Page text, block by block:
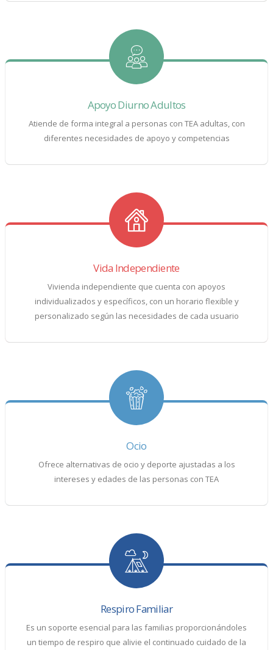
Apoyo Diurno Adultos
Atiende de forma integral a personas con TEA adultas, con
diferentes necesidades de apoyo y competencias
Vida Independiente
Vivienda independiente que cuenta con apoyos
individualizados y específicos, con un horario flexible y
personalizado según las necesidades de cada usuario
Ocio
Ofrece alternativas de ocio y deporte ajustadas a los
intereses y edades de las personas con TEA
Respiro Familiar
Es un soporte esencial para las familias proporcionándoles
un tiempo de respiro que alivie el continuado cuidado de la